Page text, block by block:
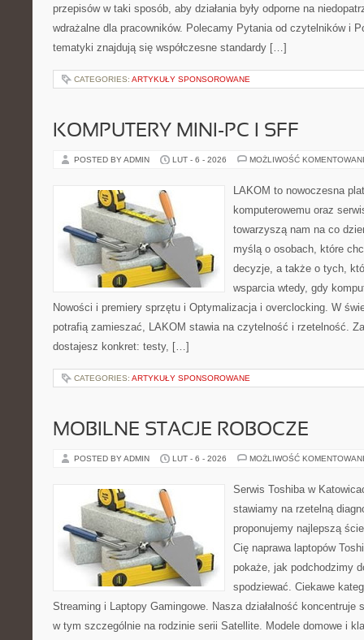
przepisów w taki sposób, aby działania były odporne na
wdrażalne dla pracowników. Polecamy Pytania od czytelników i
tematyki znajdują się współczesne standardy […]
CATEGORIES: ARTYKUŁY SPONSOROWANE
KOMPUTERY MINI-PC I SFF
POSTED BY ADMIN LUT - 6 - 2026 MOŻLIWOŚĆ
LAKOM to nowoczesna
komputerowemu oraz
towarzyszą nam na co
myślą o osobach, które
decyzje, a także o tych,
wsparcia wtedy, gdy
Nowości i premiery sprzętu i Optymalizacja i overclocking. W
potrafią zamieszać, LAKOM stawia na czytelność i rzetelność.
dostajesz konkret: testy, […]
CATEGORIES: ARTYKUŁY SPONSOROWANE
MOBILNE STACJE ROBOCZE
POSTED BY ADMIN LUT - 6 - 2026 MOŻLIWOŚĆ
Serwis Toshiba w
stawiamy na rzetelną
proponujemy najlepszą
Cię naprawa laptopów
pokaże, jak podchodzimy
spodziewać. Ciekawe
Streaming i Laptopy Gamingowe. Nasza działalność koncentruje
w tym szczególnie na rodzinie serii Satellite. Modele domowe i